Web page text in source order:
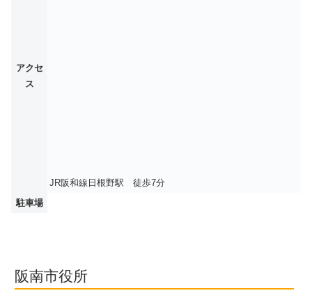
アクセ
ス
JR阪和線日根野駅 徒歩7分
駐車場
阪南市役所